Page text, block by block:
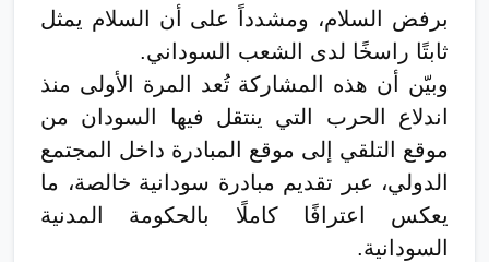
برفض السلام، ومشدداً على أن السلام يمثل
ثابتًا راسخًا لدى الشعب السوداني.
وبيّن أن هذه المشاركة تُعد المرة الأولى منذ
اندلاع الحرب التي ينتقل فيها السودان من
موقع التلقي إلى موقع المبادرة داخل المجتمع
الدولي، عبر تقديم مبادرة سودانية خالصة، ما
يعكس اعترافًا كاملًا بالحكومة المدنية
السودانية.